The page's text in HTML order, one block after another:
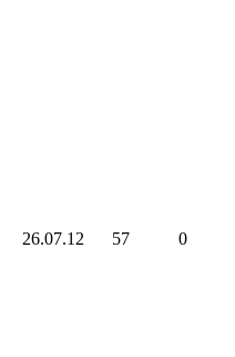
26.07.12 57 0